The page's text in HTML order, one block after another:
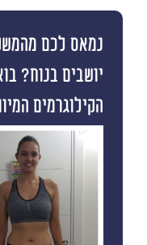
נמאס לכם
יושבים בנוח?
הקילוגרמים